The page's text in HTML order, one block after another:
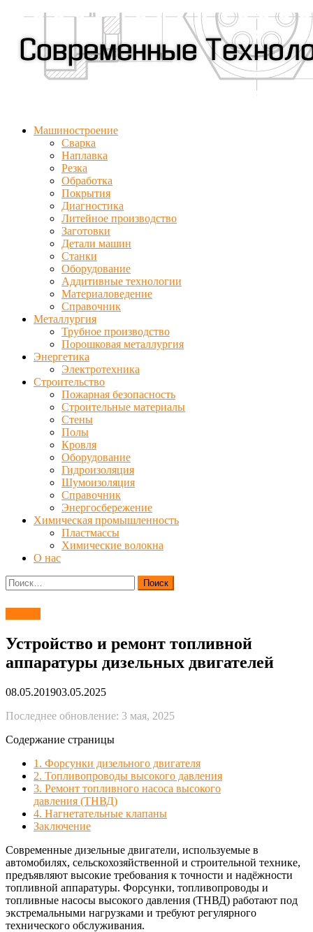
Машиностроение
Сварка
Наплавка
Резка
Обработка
Покрытия
Диагностика
Литейное производство
Заготовки
Детали машин
Станки
Оборудование
Аддитивные технологии
Материаловедение
Справочник
Металлургия
Трубное производство
Порошковая металлургия
Энергетика
Электротехника
Строительство
Пожарная безопасность
Строительные материалы
Стены
Полы
Кровля
Оборудование
Гидроизоляция
Шумоизоляция
Справочник
Энергосбережение
Химическая промышленность
Пластмассы
Химические волокна
О нас
Найти:
Устройство и ремонт топливной
аппаратуры дизельных двигателей
08.05.201903.05.2025
Последнее обновление: 3 мая, 2025
Содержание страницы
1. Форсунки дизельного двигателя
2. Топливопроводы высокого давления
3. Ремонт топливного насоса высокого
давления (ТНВД)
4. Нагнетательные клапаны
Заключение
Современные дизельные двигатели, используемые в
автомобилях, сельскохозяйственной и строительной технике,
предъявляют высокие требования к точности и надёжности
топливной аппаратуры. Форсунки, топливопроводы и
топливные насосы высокого давления (ТНВД) работают под
экстремальными нагрузками и требуют регулярного
технического обслуживания.